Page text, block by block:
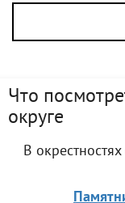
Что
округе
В